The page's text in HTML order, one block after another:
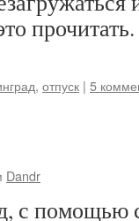
, отпуск | 5
Dandr
с помощью